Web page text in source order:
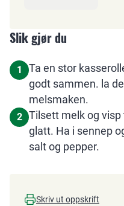
Slik gjør du
1
Ta en stor
godt sammen. la
melsmaken.
2
Tilsett melk og
glatt. Ha i sennep
salt og pepper.
Skriv ut oppskrift